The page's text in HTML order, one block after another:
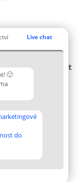
Live chat
🙂
do
Kontakt